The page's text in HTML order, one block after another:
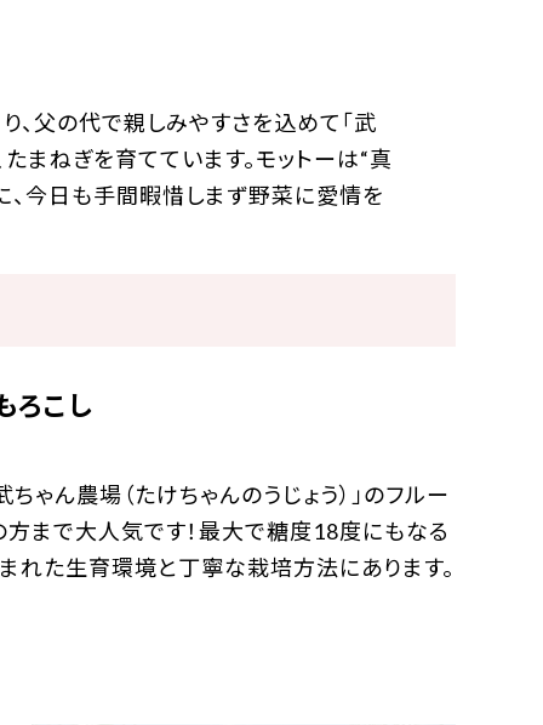
、父の代で親しみやすさを込めて「武
たまねぎを育てています。モットーは“真
今日も手間暇惜しまず野菜に愛情を
ろこし
ん農場（たけちゃんのうじょう）」のフルー
方まで大人気です！最大で糖度18度にもなる
れた生育環境と丁寧な栽培方法にあります。